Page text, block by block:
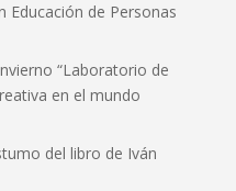
Educación de Personas
“Laboratorio de
en el mundo
del libro de Iván